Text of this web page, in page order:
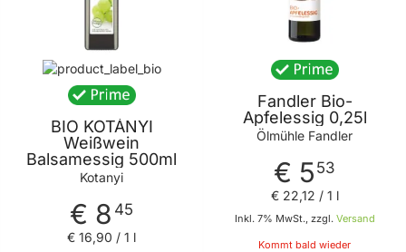
BIO KOTÁNYI
Weißwein
Balsamessig 500ml
Kotanyi
€ 8 45
€ 16,90 / 1 l
Fandler Bio-
Apfelessig 0,25l
Ölmühle Fandler
€ 5 53
Inkl. 7% MwSt., zzgl. Versand
€ 22,12 / 1 l
Kommt bald wieder